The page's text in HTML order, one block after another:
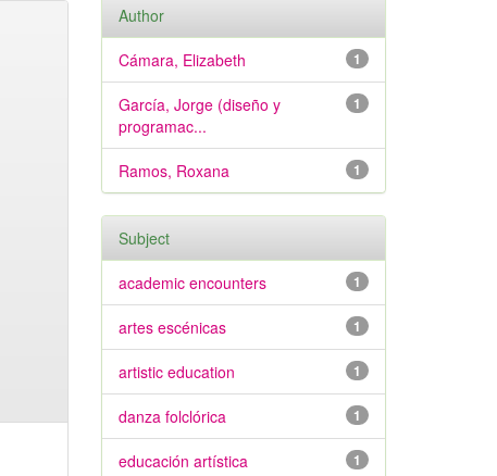
Author
1
Cámara, Elizabeth
1
García, Jorge (diseño y
programac...
1
Ramos, Roxana
Subject
1
academic encounters
1
artes escénicas
1
artistic education
1
danza folclórica
1
educación artística